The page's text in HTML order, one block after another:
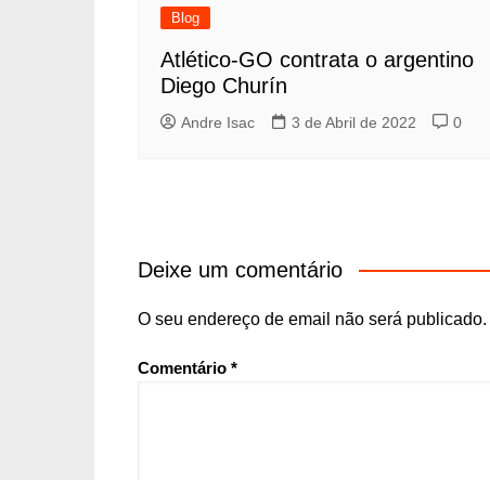
Blog
Atlético-GO contrata o argentino
Diego Churín
Andre Isac 3 de Abril de 2022 0
Deixe um comentário
O seu endereço de email não será publicado.
Comentário *